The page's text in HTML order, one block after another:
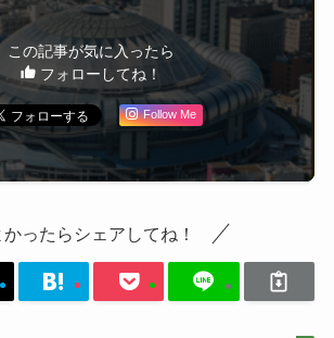
この記事が気に入ったら
フォローしてね！
Follow Me
かったらシェアしてね！